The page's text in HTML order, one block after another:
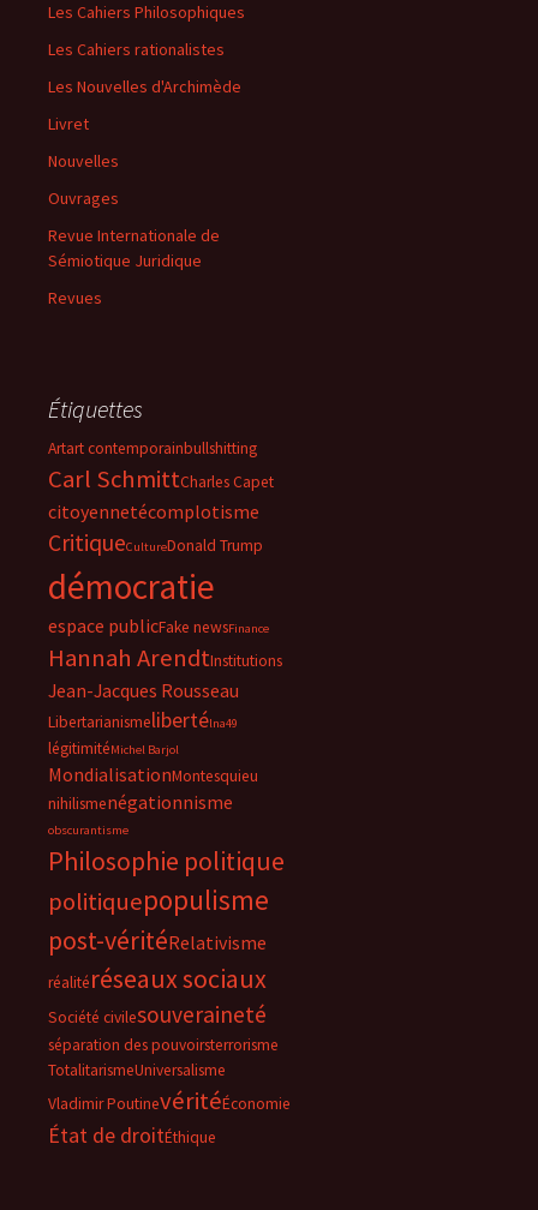
Les Cahiers Philosophiques
Les Cahiers rationalistes
Les Nouvelles d'Archimède
Livret
Nouvelles
Ouvrages
Revue Internationale de
Sémiotique Juridique
Revues
Étiquettes
Artart contemporainbullshitting
Carl SchmittCharles Capet
citoyennetécomplotisme
CritiqueCultureDonald Trump
démocratie
espace publicFake newsFinance
Hannah ArendtInstitutions
Jean-Jacques Rousseau
Libertarianismelibertélna49
légitimitéMichel Barjol
MondialisationMontesquieu
nihilismenégationnisme
obscurantisme
Philosophie politique
politiquepopulisme
post-véritéRelativisme
réalitéréseaux sociaux
Société civilesouveraineté
séparation des pouvoirsterrorisme
TotalitarismeUniversalisme
Vladimir PoutinevéritéÉconomie
État de droitÉthique